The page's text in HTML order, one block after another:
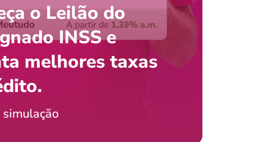
saldo do FGTS pelo
com o celular?
Jordão
o Leilão do
INSS e
melhores taxas
simulação